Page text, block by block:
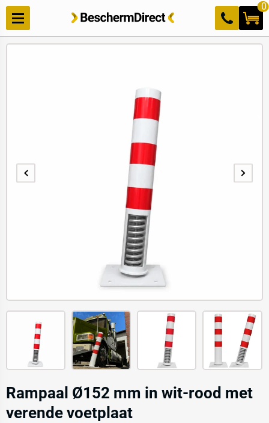
Meteen
naar de
content
0
Rampaal Ø152 mm in wit-rood met
verende voetplaat